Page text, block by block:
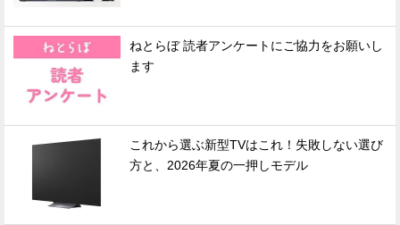
ねとらぼ 読者アンケートにご協力をお願いし
ます
これから選ぶ新型TVはこれ！失敗しない選び
方と、2026年夏の一押しモデル